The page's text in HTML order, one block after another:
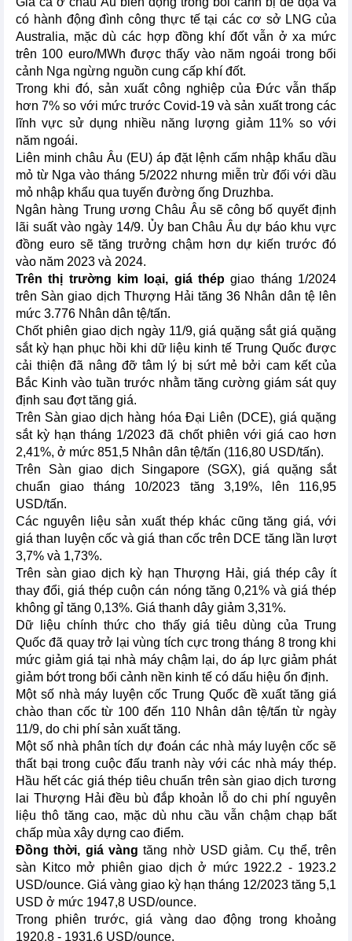
có hành động đình công thực tế tại các cơ sở LNG của
Australia, mặc dù các hợp đồng khí đốt vẫn ở xa mức
trên 100 euro/MWh được thấy vào năm ngoái trong bối
cảnh Nga ngừng nguồn cung cấp khí đốt.
Trong khi đó, sản xuất công nghiệp của Đức vẫn thấp
hơn 7% so với mức trước Covid-19 và sản xuất trong các
lĩnh vực sử dụng nhiều năng lượng giảm 11% so với
năm ngoái.
Liên minh châu Âu (EU) áp đặt lệnh cấm nhập khẩu dầu
mỏ từ Nga vào tháng 5/2022 nhưng miễn trừ đối với dầu
mỏ nhập khẩu qua tuyến đường ống Druzhba.
Ngân hàng Trung ương Châu Âu sẽ công bố quyết định
lãi suất vào ngày 14/9. Ủy ban Châu Âu dự báo khu vực
đồng euro sẽ tăng trưởng chậm hơn dự kiến trước đó
vào năm 2023 và 2024.
Trên thị trường kim loại, giá thép giao tháng 1/2024
trên Sàn giao dịch Thượng Hải tăng 36 Nhân dân tệ lên
mức 3.776 Nhân dân tệ/tấn.
Chốt phiên giao dịch ngày 11/9, giá quặng sắt giá quặng
sắt kỳ hạn phục hồi khi dữ liệu kinh tế Trung Quốc được
cải thiện đã nâng đỡ tâm lý bị sứt mẻ bởi cam kết của
Bắc Kinh vào tuần trước nhằm tăng cường giám sát quy
định sau đợt tăng giá.
Trên Sàn giao dịch hàng hóa Đại Liên (DCE), giá quặng
sắt kỳ hạn tháng 1/2023 đã chốt phiên với giá cao hơn
2,41%, ở mức 851,5 Nhân dân tệ/tấn (116,80 USD/tấn).
Trên Sàn giao dịch Singapore (SGX), giá quặng sắt
chuẩn giao tháng 10/2023 tăng 3,19%, lên 116,95
USD/tấn.
Các nguyên liệu sản xuất thép khác cũng tăng giá, với
giá than luyện cốc và giá than cốc trên DCE tăng lần lượt
3,7% và 1,73%.
Trên sàn giao dịch kỳ hạn Thượng Hải, giá thép cây ít
thay đổi, giá thép cuộn cán nóng tăng 0,21% và giá thép
không gỉ tăng 0,13%. Giá thanh dây giảm 3,31%.
Dữ liệu chính thức cho thấy giá tiêu dùng của Trung
Quốc đã quay trở lại vùng tích cực trong tháng 8 trong khi
mức giảm giá tại nhà máy chậm lại, do áp lực giảm phát
giảm bớt trong bối cảnh nền kinh tế có dấu hiệu ổn định.
Một số nhà máy luyện cốc Trung Quốc đề xuất tăng giá
chào than cốc từ 100 đến 110 Nhân dân tệ/tấn từ ngày
11/9, do chi phí sản xuất tăng.
Một số nhà phân tích dự đoán các nhà máy luyện cốc sẽ
thất bại trong cuộc đấu tranh này với các nhà máy thép.
Hầu hết các giá thép tiêu chuẩn trên sàn giao dịch tương
lai Thượng Hải đều bù đắp khoản lỗ do chi phí nguyên
liệu thô tăng cao, mặc dù nhu cầu vẫn chậm chạp bất
chấp mùa xây dựng cao điểm.
Đồng thời, giá vàngtăng nhờ USD giảm. Cụ thể, trên
sàn Kitco mở phiên giao dịch ở mức 1922.2 - 1923.2
USD/ounce. Giá vàng giao kỳ hạn tháng 12/2023 tăng 5,1
USD ở mức 1947,8 USD/ounce.
Trong phiên trước, giá vàng dao động trong khoảng
1920.8 - 1931.6 USD/ounce.